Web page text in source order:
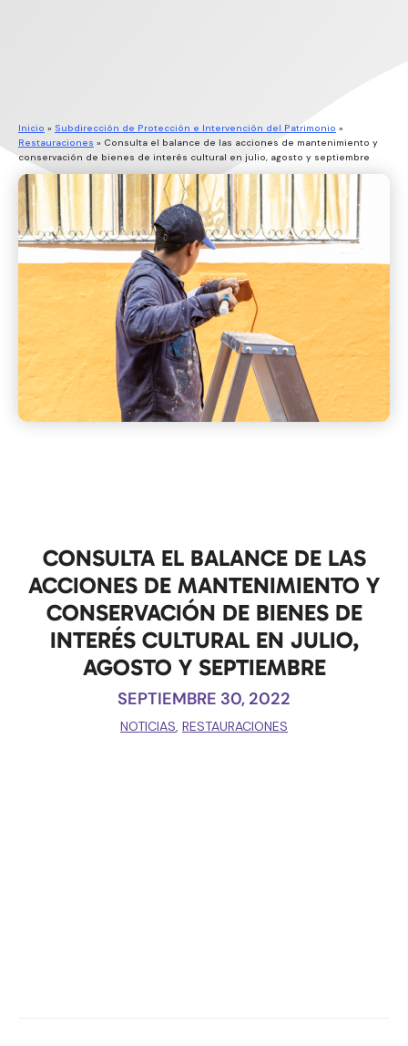
Inicio » Subdirección de Protección e Intervención del Patrimonio »
Restauraciones » Consulta el balance de las acciones de mantenimiento y
conservación de bienes de interés cultural en julio, agosto y septiembre
CONSULTA EL BALANCE DE LAS
ACCIONES DE MANTENIMIENTO Y
CONSERVACIÓN DE BIENES DE
INTERÉS CULTURAL EN JULIO,
AGOSTO Y SEPTIEMBRE
SEPTIEMBRE 30, 2022
NOTICIAS, RESTAURACIONES